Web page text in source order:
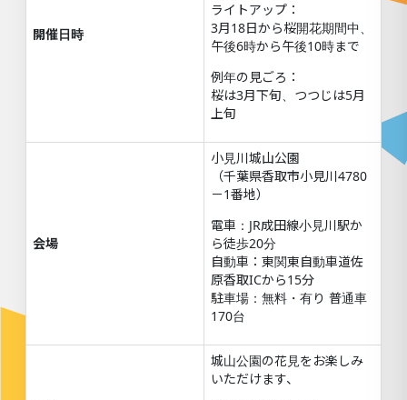
開催日時
ライトアップ：
3月18日から桜開花期間中、
午後6時から午後10時まで
例年の見ごろ：
桜は3月下旬、つつじは5月
上旬
会場
小見川城山公園
（千葉県香取市小見川4780
－1番地）
電車：JR成田線小見川駅か
ら徒歩20分
自動車：東関東自動車道佐
原香取ICから15分
駐車場：無料・有り 普通車
170台
城山公園の花見をお楽しみ
いただけます、